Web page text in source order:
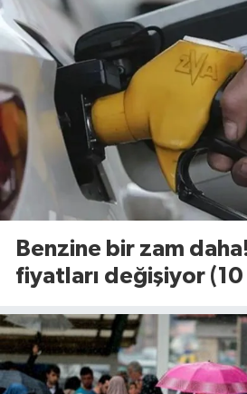
Benzine bir zam
fiyatları değişiyor